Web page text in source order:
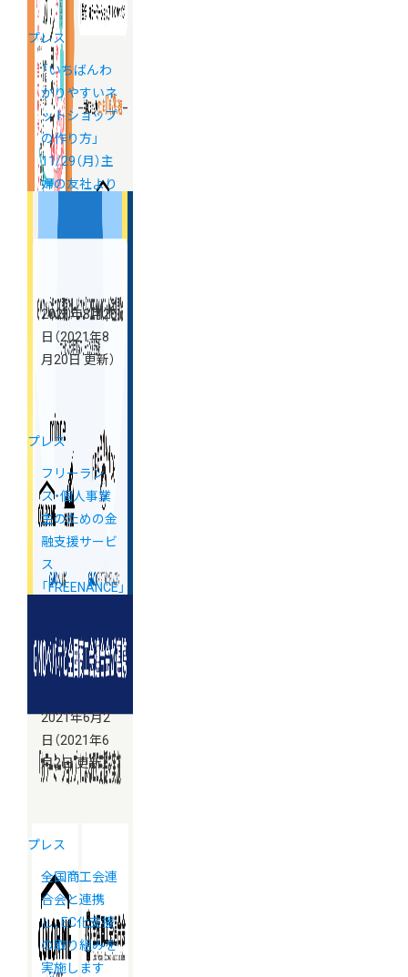
プレス
「いちばんわ
かりやすいネ
ットショップ
の作り方」
11/29（月）主
婦の友社より
2021年8月20
日 （2021年8
月20日 更新）
プレス
フリーラン
ス・個人事業
主のための金
融支援サービ
ス
「FREENANCE」
2021年6月2
日 （2021年6
月2日 更新）
プレス
全国商工会連
合会と連携
し、EC化支援
の取り組みを
実施します